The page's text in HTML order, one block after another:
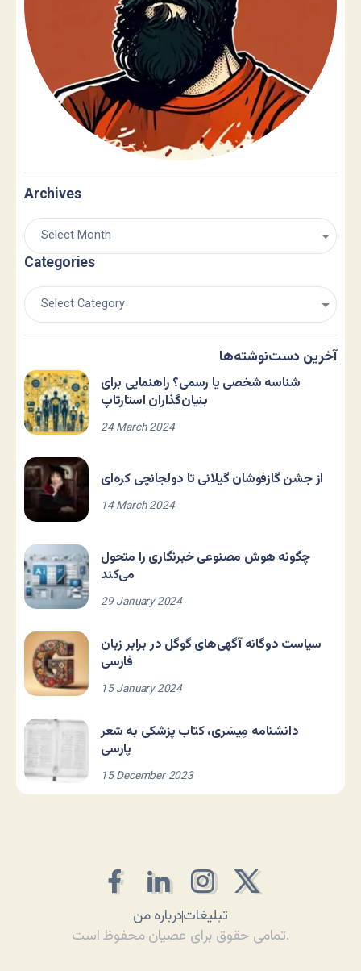
Archives
Categories
آخرین دست‌نوشته‌ها
شناسه شخصی یا رسمی؟ راهنمایی برای
بنیان‌گذاران استارتاپ
24 March 2024
از جشن گازفوشان گیلانی تا دولجانچی کره‌ای
14 March 2024
چگونه هوش مصنوعی خبرنگاری را متحول
می‌کند
29 January 2024
سیاست دوگانه آگهی‌های گوگل در برابر زبان
فارسی
15 January 2024
دانشنامه مِیسَری، کتاب پزشکی به شعر
پارسی
15 December 2023
درباره منتبلیغات
تمامی حقوق برای عصیان محفوظ است.